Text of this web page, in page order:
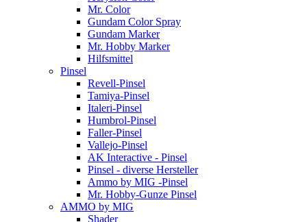
Mr. Color
Gundam Color Spray
Gundam Marker
Mr. Hobby Marker
Hilfsmittel
Pinsel
Revell-Pinsel
Tamiya-Pinsel
Italeri-Pinsel
Humbrol-Pinsel
Faller-Pinsel
Vallejo-Pinsel
AK Interactive - Pinsel
Pinsel - diverse Hersteller
Ammo by MIG -Pinsel
Mr. Hobby-Gunze Pinsel
AMMO by MIG
Shader